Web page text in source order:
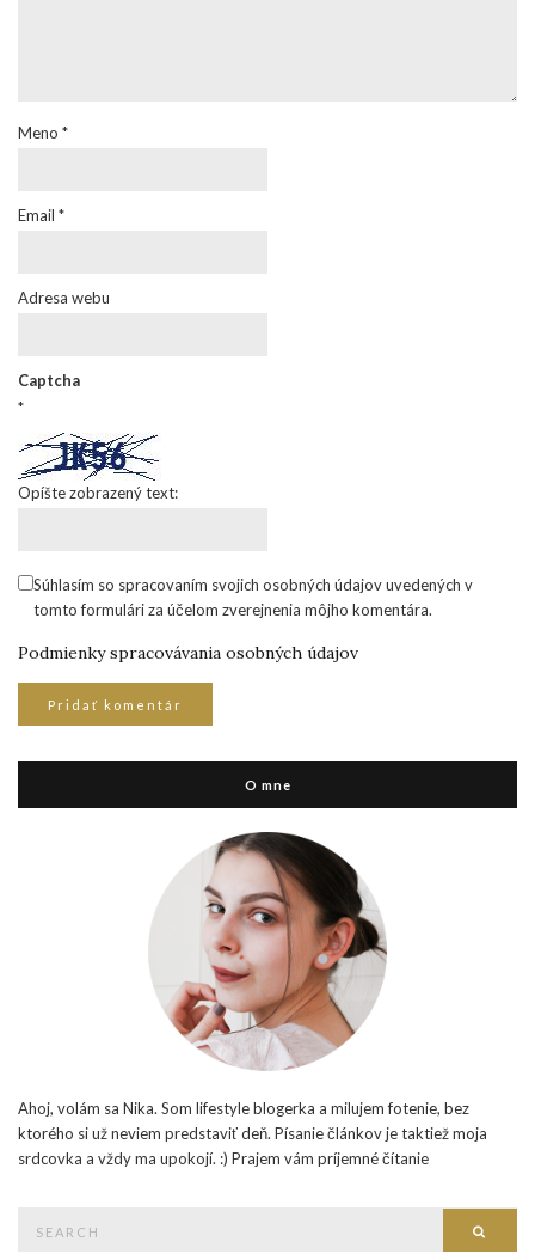
Meno *
Email *
Adresa webu
Captcha
*
Opíšte zobrazený text:
Súhlasím so spracovaním svojich osobných údajov uvedených v
tomto formulári za účelom zverejnenia môjho komentára.
Podmienky spracovávania osobných údajov
O mne
Ahoj, volám sa Nika. Som lifestyle blogerka a milujem fotenie, bez
ktorého si už neviem predstaviť deň. Písanie článkov je taktiež moja
srdcovka a vždy ma upokojí. :) Prajem vám príjemné čítanie